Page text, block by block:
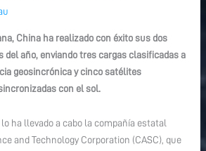
China ha realizado con éxito sus dos
del año, enviando tres cargas clasificadas a
geosincrónica y cinco satélites
con el sol.
lo ha llevado a cabo la compañía estatal
and Technology Corporation (CASC), que